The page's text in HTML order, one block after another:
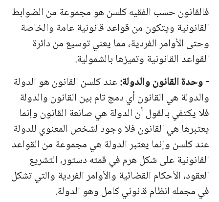
فالقانون حسب الفقيه كلسن هو مجموعة من الضوابط
القانونية ويتكون من قواعد قانونية عامة والخاصة
وحتى الأوامر الفردية، مما يعني توسيع من دائرة
القواعد القانونية وتميزها بالشمولية.
-وحدةالقانونوالدولة:عندكلسنالقانونهوالدولة
والدولة هيالقانونأيدمجتامبينالقانونوالدولة
فلايكتفيبالقولأنالدولة هيصانعة القانون وإنما
يعتبرها هي القانون فلا وجود لشخص المعنوي للدولة
عند كلسن وإنما يعتبر الدولة هي مجموعة من القواعد
القانونية على شكل هرم في قمته دستور، التشريع
العقود، الأحكام القضائية والأوامر الفردية والتي تشكل
في مجمله انظام قانوني كامل وهو الدولة.